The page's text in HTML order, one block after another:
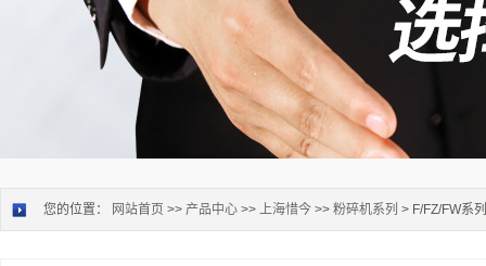
您的位置： 网站首页 >> 产品中心 >> 上海惜今 >> 粉碎机系列 > F/FZ/FW系